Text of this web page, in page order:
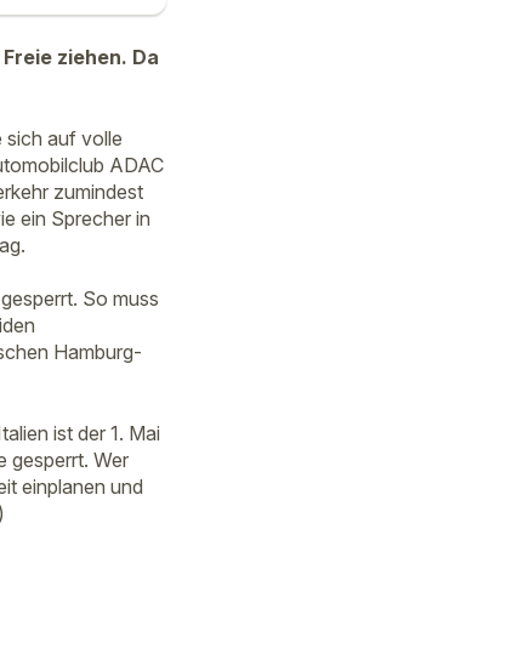
ziehen. Da
sich auf volle
ADAC
zumindest
ein Sprecher in
So muss
Hamburg-
ist der 1. Mai
gesperrt. Wer
einplanen und